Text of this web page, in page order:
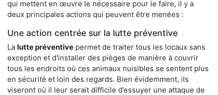
qui mettent en œuvre le nécessaire pour le faire, il y a
deux principales actions qui peuvent être menées :
Une action centrée sur la lutte préventive
La lutte préventive permet de traiter tous les locaux sans
exception et d'installer des pièges de manière à couvrir
tous les endroits où ces animaux nuisibles se sentent plus
en sécurité et loin des regards. Bien évidemment, ils
viseront où il leur serait difficile d’essuyer une attaque de